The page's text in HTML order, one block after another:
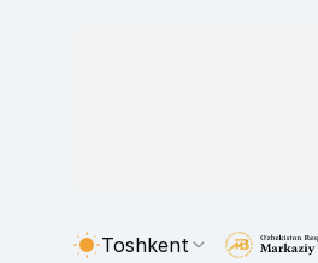
Toshkent